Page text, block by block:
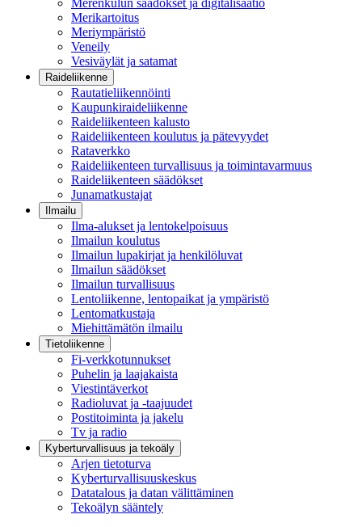
Merenkulun säädökset ja digitalisaatio
Merikartoitus
Meriympäristö
Veneily
Vesiväylät ja satamat
Raideliikenne
Rautatieliikennöinti
Kaupunkiraideliikenne
Raideliikenteen kalusto
Raideliikenteen koulutus ja pätevyydet
Rataverkko
Raideliikenteen turvallisuus ja toimintavarmuus
Raideliikenteen säädökset
Junamatkustajat
Ilmailu
Ilma-alukset ja lentokelpoisuus
Ilmailun koulutus
Ilmailun lupakirjat ja henkilöluvat
Ilmailun säädökset
Ilmailun turvallisuus
Lentoliikenne, lentopaikat ja ympäristö
Lentomatkustaja
Miehittämätön ilmailu
Tietoliikenne
Fi-verkkotunnukset
Puhelin ja laajakaista
Viestintäverkot
Radioluvat ja -taajuudet
Postitoiminta ja jakelu
Tv ja radio
Kyberturvallisuus ja tekoäly
Arjen tietoturva
Kyberturvallisuuskeskus
Datatalous ja datan välittäminen
Tekoälyn sääntely